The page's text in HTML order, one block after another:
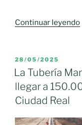
Continuar leyendo
PUBLICADO
EL
28/05/2025
La Tubería
llegar a
Ciudad Real